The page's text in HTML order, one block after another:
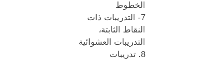
الخطوط
7- التدريبات ذات
النقاط الثابتة،
التدريبات العشوائية
8. تدريبات